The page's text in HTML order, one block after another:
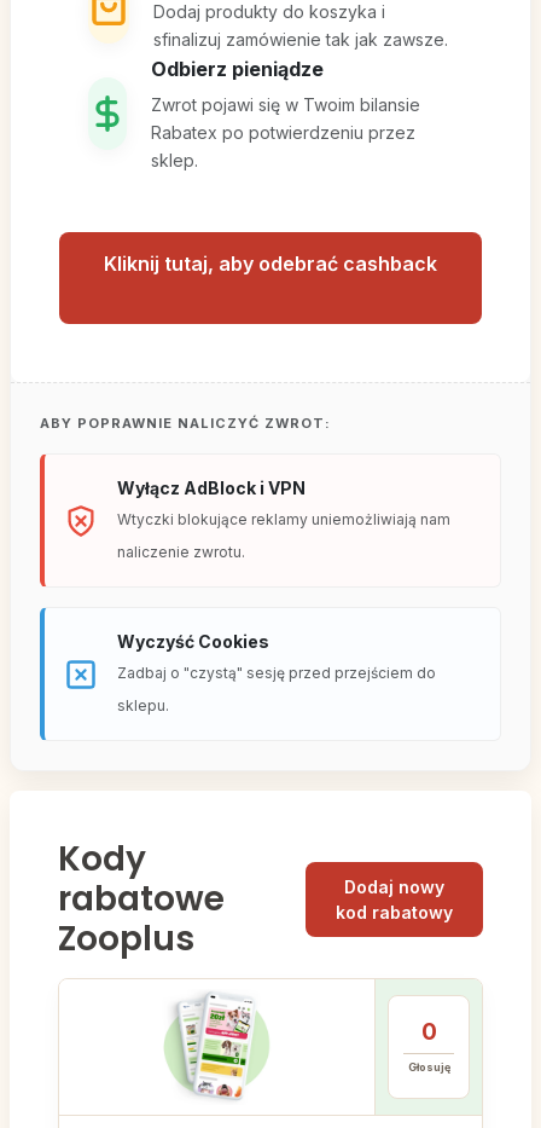
Dodaj produkty do koszyka i
sfinalizuj zamówienie tak jak zawsze.
Odbierz pieniądze
Zwrot pojawi się w Twoim bilansie
Rabatex po potwierdzeniu przez
sklep.
Kliknij tutaj, aby odebrać cashback
ABY POPRAWNIE NALICZYĆ ZWROT:
Wyłącz AdBlock i VPN
Wtyczki blokujące reklamy uniemożliwiają nam
naliczenie zwrotu.
Wyczyść Cookies
Zadbaj o "czystą" sesję przed przejściem do
sklepu.
Kody
rabatowe
Zooplus
Dodaj nowy
kod rabatowy
0
Głosuję